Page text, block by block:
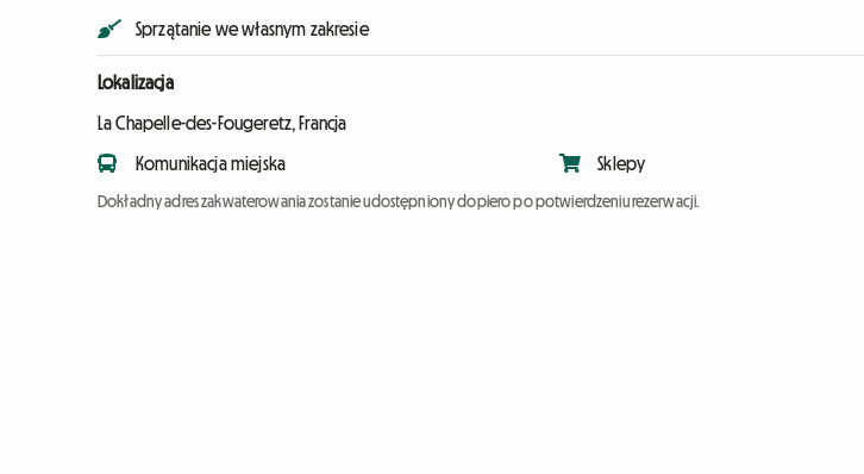
Sprzątanie we własnym zakresie
Lokalizacja
La Chapelle-des-Fougeretz, Francja
Komunikacja miejska Sklepy
Dokładny adres zakwaterowania zostanie udostępniony dopiero po potwierdzeniu rezerwacji.